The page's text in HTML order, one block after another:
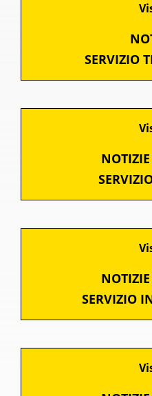
SERVIZIO
SERVIZIO